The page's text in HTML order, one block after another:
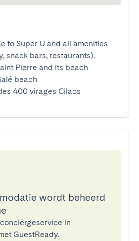
to Super U and all amenities
snack bars, restaurants).
Pierre and its beach
beach
400 virages Cilaos
wordt beheerd
in
GuestReady.